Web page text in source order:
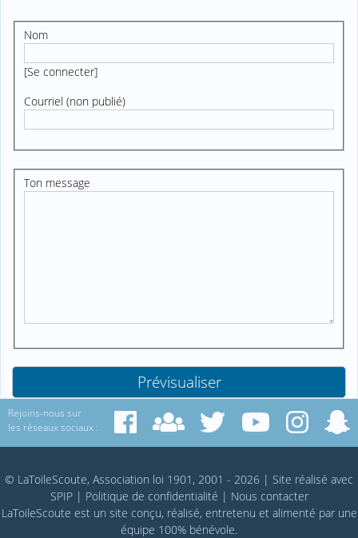
Nom
[Se connecter]
Courriel (non publié)
Ton message
Rejoins-nous sur
les réseaux sociaux :
© LaToileScoute, Association loi 1901, 2001 - 2026 | Site réalisé avec
SPIP| Politique de confidentialité | Nous contacter
LaToileScoute est un site conçu, réalisé, entretenu et alimenté par une
équipe 100% bénévole.